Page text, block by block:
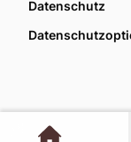
Datenschutz